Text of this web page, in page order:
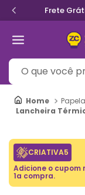
Frete
O que você
Lancheira
CRIATIVA5
Adicione o cupom
1a compra.